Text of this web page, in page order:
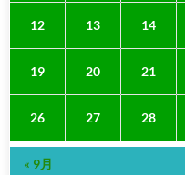
12 13 14
19 20 21
26 27 28
« 9月